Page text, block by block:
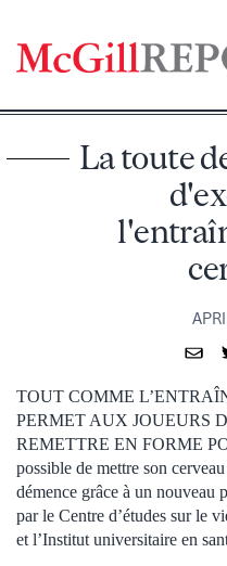
content
La toute
TOUT COMME
PERMET AUX JOUEURS
REMETTRE EN FORME
possible de mettre son
démence grâce à un
par le Centre d’études sur le
et l’Institut universitaire en